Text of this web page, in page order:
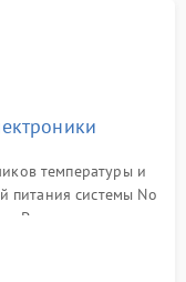
температуры и
питания системы No
Ремонт или замена